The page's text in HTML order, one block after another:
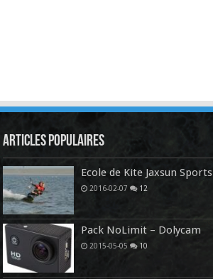
Articles Populaires
Ecole de Kite Jaxsun Sports
2016-02-07 12
Pack NoLimit – Dolycam
2015-05-05 10